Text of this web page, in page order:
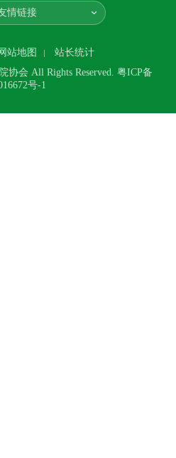
情链接
站地图
站长统计
协会 All Rights Reserved. 粤ICP备
号-1